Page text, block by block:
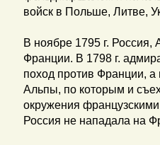
войск в Польше, Литве,
В ноябре 1795 г. Россия,
Франции. В 1798 г.
поход против Франции,
Альпы, по которым и
окружения
Россия не нападала на